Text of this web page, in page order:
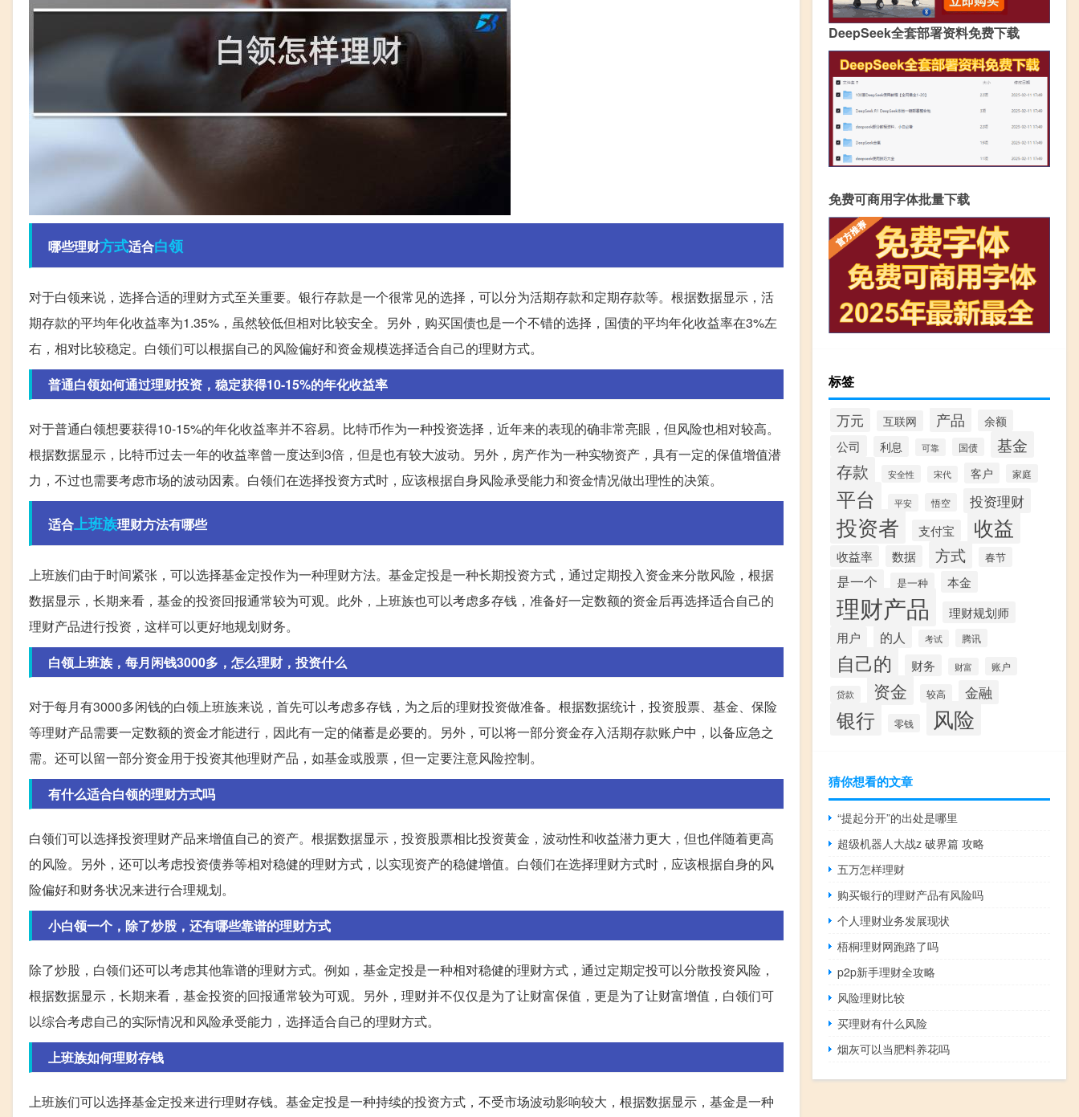
哪些理财方式适合白领
对于白领来说，选择合适的理财方式至关重要。银行存款是一个很常见的选择，可以分为活期存款和定期存款等。根据数据显示，活
期存款的平均年化收益率为1.35%，虽然较低但相对比较安全。另外，购买国债也是一个不错的选择，国债的平均年化收益率在3%左
右，相对比较稳定。白领们可以根据自己的风险偏好和资金规模选择适合自己的理财方式。
普通白领如何通过理财投资，稳定获得10-15%的年化收益率
对于普通白领想要获得10-15%的年化收益率并不容易。比特币作为一种投资选择，近年来的表现的确非常亮眼，但风险也相对较高。
根据数据显示，比特币过去一年的收益率曾一度达到3倍，但是也有较大波动。另外，房产作为一种实物资产，具有一定的保值增值潜
力，不过也需要考虑市场的波动因素。白领们在选择投资方式时，应该根据自身风险承受能力和资金情况做出理性的决策。
适合上班族理财方法有哪些
上班族们由于时间紧张，可以选择基金定投作为一种理财方法。基金定投是一种长期投资方式，通过定期投入资金来分散风险，根据
数据显示，长期来看，基金的投资回报通常较为可观。此外，上班族也可以考虑多存钱，准备好一定数额的资金后再选择适合自己的
理财产品进行投资，这样可以更好地规划财务。
白领上班族，每月闲钱3000多，怎么理财，投资什么
对于每月有3000多闲钱的白领上班族来说，首先可以考虑多存钱，为之后的理财投资做准备。根据数据统计，投资股票、基金、保险
等理财产品需要一定数额的资金才能进行，因此有一定的储蓄是必要的。另外，可以将一部分资金存入活期存款账户中，以备应急之
需。还可以留一部分资金用于投资其他理财产品，如基金或股票，但一定要注意风险控制。
有什么适合白领的理财方式吗
白领们可以选择投资理财产品来增值自己的资产。根据数据显示，投资股票相比投资黄金，波动性和收益潜力更大，但也伴随着更高
的风险。另外，还可以考虑投资债券等相对稳健的理财方式，以实现资产的稳健增值。白领们在选择理财方式时，应该根据自身的风
险偏好和财务状况来进行合理规划。
小白领一个，除了炒股，还有哪些靠谱的理财方式
除了炒股，白领们还可以考虑其他靠谱的理财方式。例如，基金定投是一种相对稳健的理财方式，通过定期定投可以分散投资风险，
根据数据显示，长期来看，基金投资的回报通常较为可观。另外，理财并不仅仅是为了让财富保值，更是为了让财富增值，白领们可
以综合考虑自己的实际情况和风险承受能力，选择适合自己的理财方式。
上班族如何理财存钱
上班族们可以选择基金定投来进行理财存钱。基金定投是一种持续的投资方式，不受市场波动影响较大，根据数据显示，基金是一种
DeepSeek全套部署资料免费下载
免费可商用字体批量下载
标签
万元 互联网 产品
余额
公司
利息 可靠 国债 基金
存款 安全性 宋代 客户 家庭
平台 平安 悟空 投资理财
投资者 支付宝 收益
收益率 数据 方式 春节
是一个 是一种 本金
理财产品
理财规划师
用户
的人 考试 腾讯
自己的 财务 财富 账户
贷款 资金 较高 金融
银行 零钱 风险
猜你想看的文章
“提起分开”的出处是哪里
超级机器人大战z 破界篇 攻略
五万怎样理财
购买银行的理财产品有风险吗
个人理财业务发展现状
梧桐理财网跑路了吗
p2p新手理财全攻略
风险理财比较
买理财有什么风险
烟灰可以当肥料养花吗